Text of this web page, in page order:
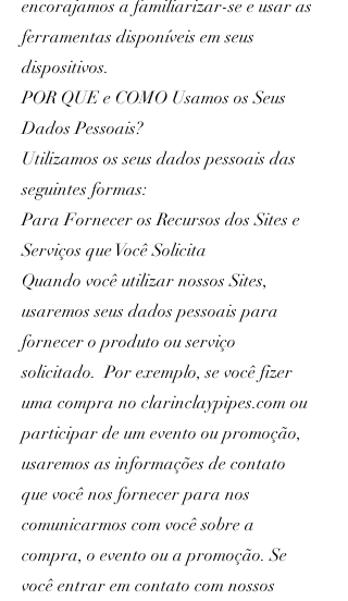
encorajamos a familiarizar-se e usar as
ferramentas disponíveis em seus
dispositivos.
POR QUE e COMO Usamos os Seus
Dados Pessoais?
Utilizamos os seus dados pessoais das
seguintes formas:
Para Fornecer os Recursos dos Sites e
Serviços que Você Solicita
Quando você utilizar nossos Sites,
usaremos seus dados pessoais para
fornecer o produto ou serviço
solicitado. Por exemplo, se você fizer
uma compra no clarinclaypipes.com ou
participar de um evento ou promoção,
usaremos as informações de contato
que você nos fornecer para nos
comunicarmos com você sobre a
compra, o evento ou a promoção. Se
você entrar em contato com nossos